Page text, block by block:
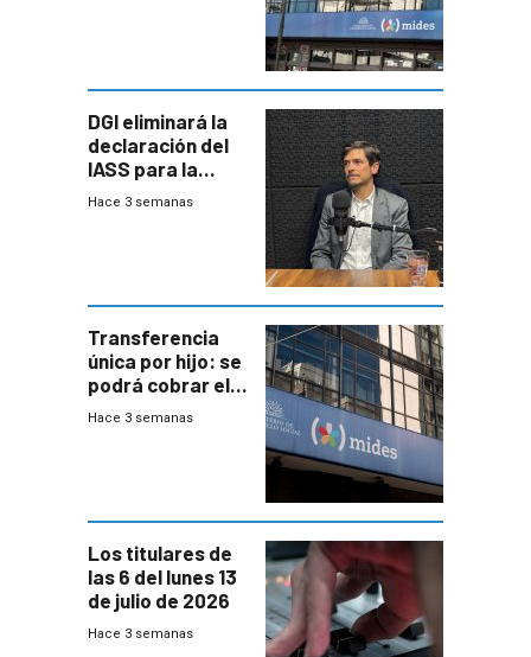
DGI eliminará la
declaración del
IASS para la
mayoría de los
Hace 3 semanas
Transferencia
única por hijo: se
podrá cobrar el
100% en efectivo
Hace 3 semanas
Los titulares de
las 6 del lunes 13
de julio de 2026
Hace 3 semanas